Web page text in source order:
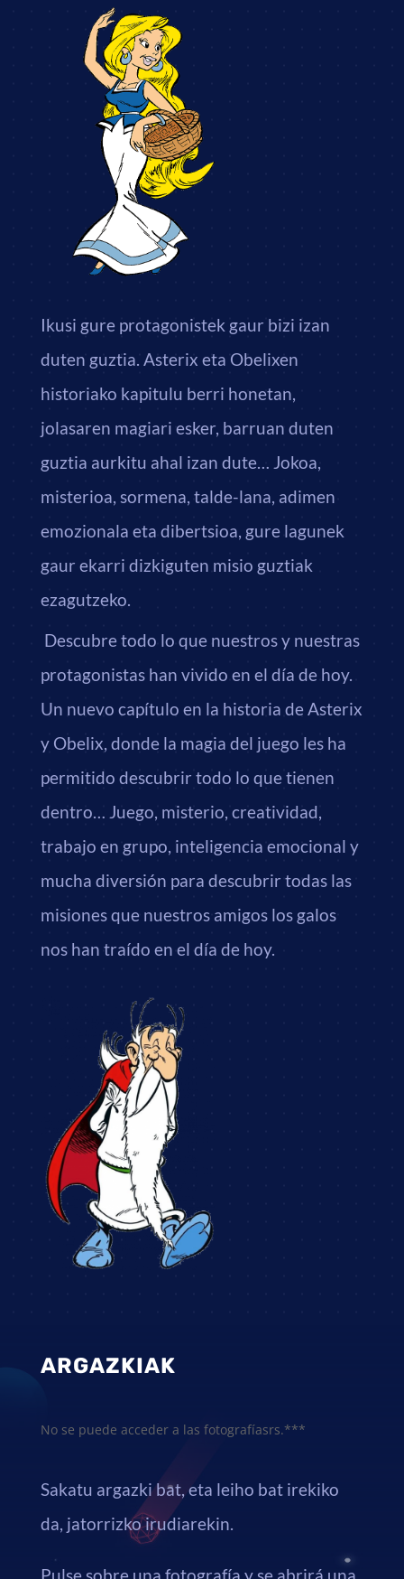
Ikusi gure protagonistek gaur bizi izan
duten guztia. Asterix eta Obelixen
historiako kapitulu berri honetan,
jolasaren magiari esker, barruan duten
guztia aurkitu ahal izan dute… Jokoa,
misterioa, sormena, talde-lana, adimen
emozionala eta dibertsioa, gure lagunek
gaur ekarri dizkiguten misio guztiak
ezagutzeko.
Descubre todo lo que nuestros y nuestras
protagonistas han vivido en el día de hoy.
Un nuevo capítulo en la historia de Asterix
y Obelix, donde la magia del juego les ha
permitido descubrir todo lo que tienen
dentro… Juego, misterio, creatividad,
trabajo en grupo, inteligencia emocional y
mucha diversión para descubrir todas las
misiones que nuestros amigos los galos
nos han traído en el día de hoy.
ARGAZKIAK
No se puede acceder a las fotografíasrs.***
Sakatu argazki bat, eta leiho bat irekiko
da, jatorrizko irudiarekin.